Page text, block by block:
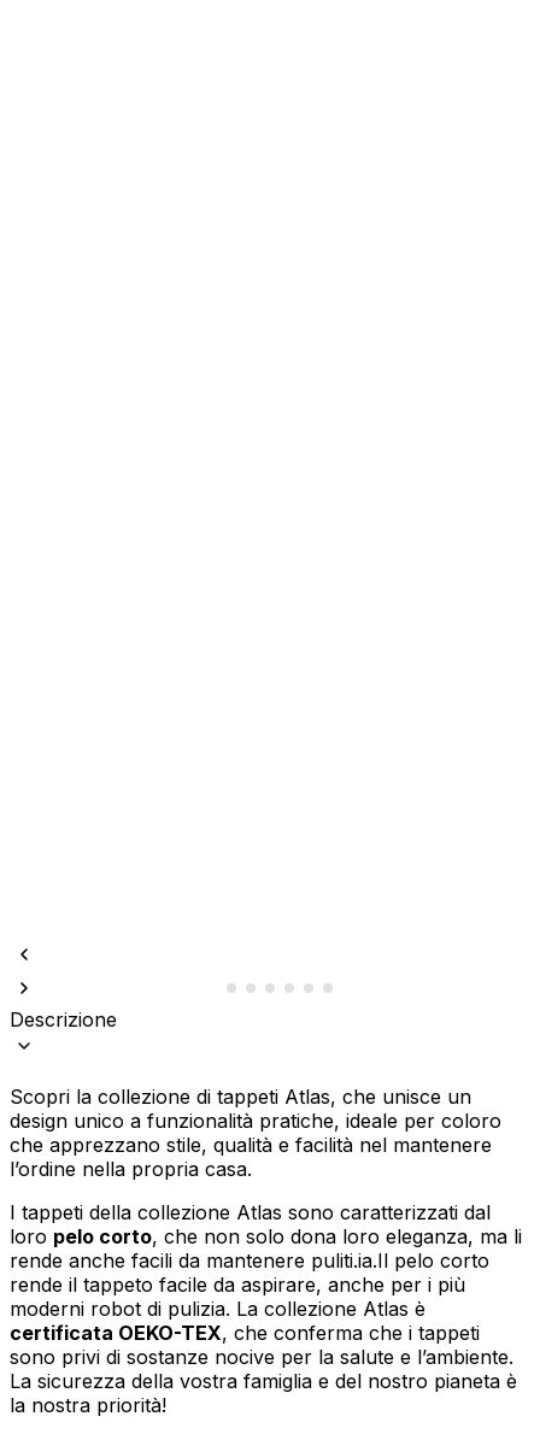
Descrizione
Scopri la collezione di tappeti Atlas, che unisce un
design unico a funzionalità pratiche, ideale per coloro
che apprezzano stile, qualità e facilità nel mantenere
l’ordine nella propria casa.
I tappeti della collezione Atlas sono caratterizzati dal
loro pelo corto, che non solo dona loro eleganza, ma li
rende anche facili da mantenere puliti.ia.Il pelo corto
rende il tappeto facile da aspirare, anche per i più
moderni robot di pulizia. La collezione Atlas è
certificata OEKO-TEX, che conferma che i tappeti
sono privi di sostanze nocive per la salute e l’ambiente.
La sicurezza della vostra famiglia e del nostro pianeta è
la nostra priorità!